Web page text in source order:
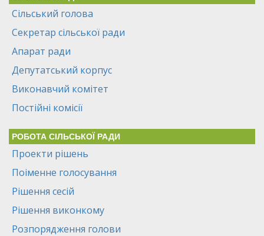
Сільський голова
Секретар сільської ради
Апарат ради
Депутатський корпус
Виконавчий комітет
Постійні комісії
РОБОТА СІЛЬСЬКОЇ РАДИ
Проекти рішень
Поіменне голосування
Рішення сесій
Рішення виконкому
Розпорядження голови